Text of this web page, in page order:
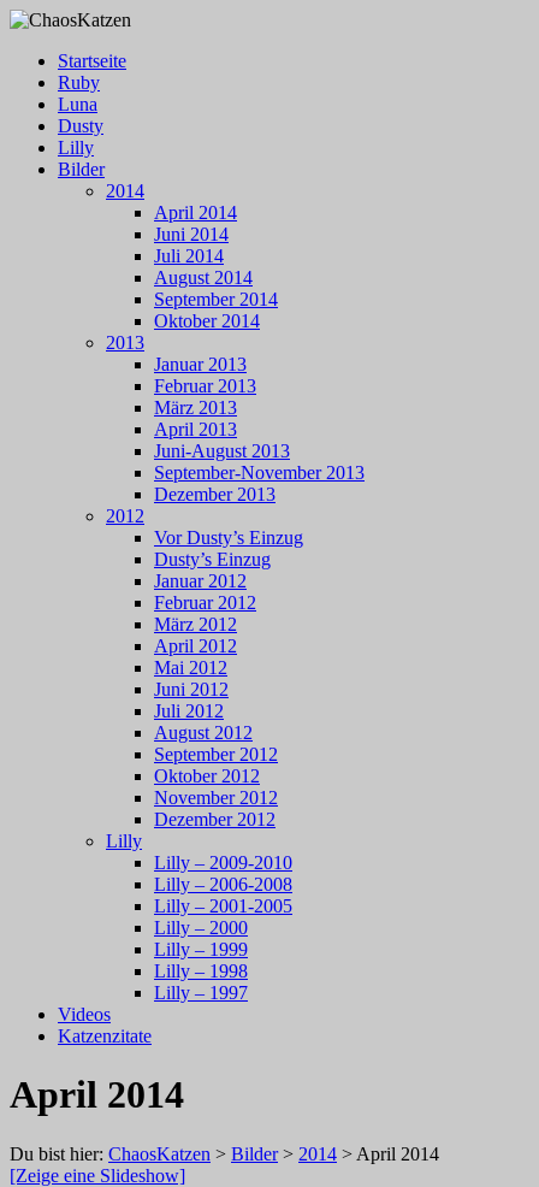
Zum
springen
ChaosKatzen
Einblicke ins Leben unserer Katzen
Menü
Startseite
Ruby
Luna
Dusty
Lilly
Bilder
2014
April 2014
Juni 2014
Juli 2014
August 2014
September 2014
Oktober 2014
2013
Januar 2013
Februar 2013
März 2013
April 2013
Juni-August 2013
September-November 2013
Dezember 2013
2012
Vor Dusty’s Einzug
Dusty’s Einzug
Januar 2012
Februar 2012
März 2012
April 2012
Mai 2012
Juni 2012
Juli 2012
August 2012
September 2012
Oktober 2012
November 2012
Dezember 2012
Lilly
Lilly – 2009-2010
Lilly – 2006-2008
Lilly – 2001-2005
Lilly – 2000
Lilly – 1999
Lilly – 1998
Lilly – 1997
Videos
Katzenzitate
April 2014
Du bist hier: ChaosKatzen > Bilder> 2014 > April 2014
[Zeige eine Slideshow]